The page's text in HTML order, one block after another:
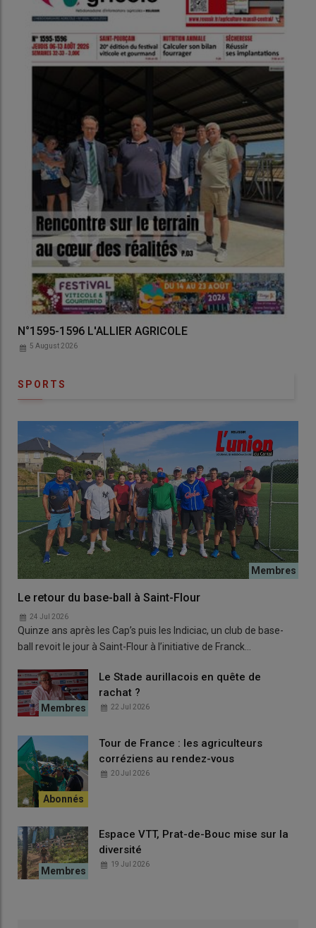
Auvergne Agricole N°3186 3187
SPORTS
Le retour du base-ball à Saint-Flour
24 Jul 2026
Quinze ans après les Cap’s puis les Indiciac, un club de base-
ball revoit le jour à Saint-Flour à l’initiative de Franck…
Le Stade aurillacois en quête de
rachat ?
22 Jul 2026
Tour de France : les agriculteurs
corréziens au rendez-vous
20 Jul 2026
Espace VTT, Prat-de-Bouc mise sur la
diversité
19 Jul 2026